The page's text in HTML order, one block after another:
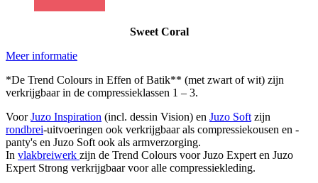
Sweet Coral
Meer informatie
*De Trend Colours in Effen of Batik** (met zwart of wit) zijn
verkrijgbaar in de compressieklassen 1 – 3.
VoorJuzo Inspiration (incl. dessin Vision) en Juzo Soft zijn
rondbrei-uitvoeringen ook verkrijgbaar als compressiekousen en -
panty's en Juzo Soft ook als armverzorging.
In vlakbreiwerk zijn de Trend Colours voor Juzo Expert en Juzo
Expert Strong verkrijgbaar voor alle compressiekleding.